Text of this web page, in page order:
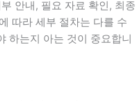
안내, 필요 자료 확인, 최종
따라 세부 절차는 다를 수
하는지 아는 것이 중요합니